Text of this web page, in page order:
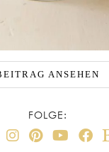
ANSEHEN
FOLGE: